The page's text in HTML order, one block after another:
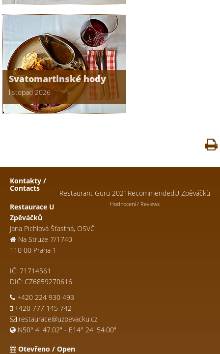
Svatomartinské hody
listopad 2026
Restaurant Guru 2021 RecommendedU Zpěváčků
Hodnocení / Reviews
Kontakty /
Contacts
Restaurace U
Zpěváčků
Jana Pichlová Šťastná, OSVČ
Na Struze 7/1740
110 00 Praha 1
IČ: 71714561
DIČ: CZ6859270616
+420 224 930 493
+420 777 145 742
restaurace@uzpevacku.cz
N50° 4' 47.02" - E14° 24' 54.00"
Otevřeno / Open